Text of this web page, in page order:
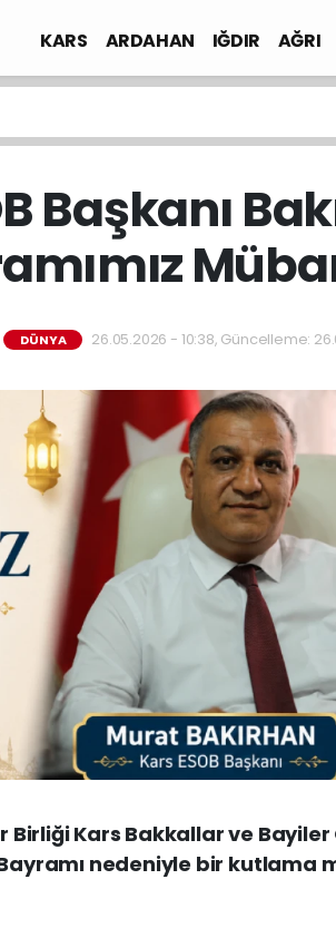
KARS ARDAHAN IĞDIR AĞRI
Başkanı
DÜNYA 26.05.2026 - 10:38, Güncelleme:
Kars Bakkallar ve Bayiler
nedeniyle bir kutlama